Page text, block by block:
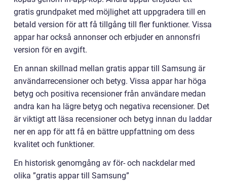
gratis grundpaket med möjlighet att uppgradera till en
betald version för att få tillgång till fler funktioner. Vissa
appar har också annonser och erbjuder en annonsfri
version för en avgift.
En annan skillnad mellan gratis appar till Samsung är
användarrecensioner och betyg. Vissa appar har höga
betyg och positiva recensioner från användare medan
andra kan ha lägre betyg och negativa recensioner. Det
är viktigt att läsa recensioner och betyg innan du laddar
ner en app för att få en bättre uppfattning om dess
kvalitet och funktioner.
En historisk genomgång av för- och nackdelar med
olika ”gratis appar till Samsung”